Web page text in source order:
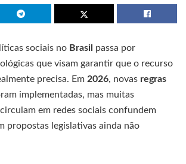
sociais no Brasil passa por
que visam garantir que o recurso
precisa. Em 2026, novas regras
implementadas, mas muitas
em redes sociais confundem
propostas legislativas ainda não